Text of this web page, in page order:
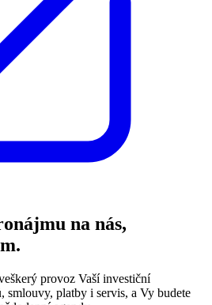
na nás,
provoz Vaší investiční
smlouvy, platby i servis, a Vy budete